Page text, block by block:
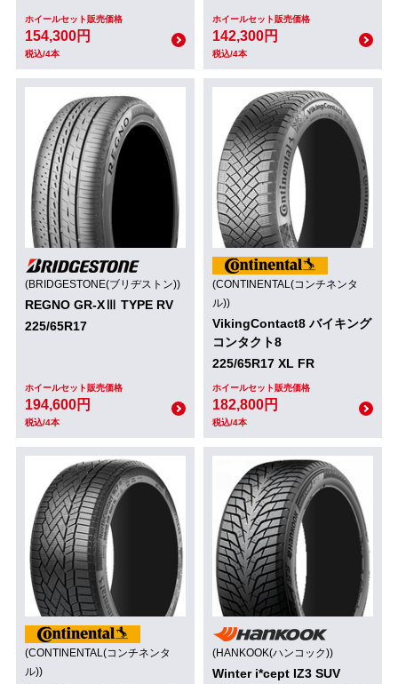
ホイールセット販売価格
154,300円
税込/4本
ホイールセット販売価格
142,300円
税込/4本
(BRIDGESTONE(ブリヂストン))
REGNO GR-XⅢ TYPE RV
225/65R17
ホイールセット販売価格
194,600円
税込/4本
(CONTINENTAL(コンチネンタ
ル))
VikingContact8 バイキング
コンタクト8
225/65R17 XL FR
ホイールセット販売価格
182,800円
税込/4本
(CONTINENTAL(コンチネンタ
ル))
(HANKOOK(ハンコック))
Winter i*cept IZ3 SUV